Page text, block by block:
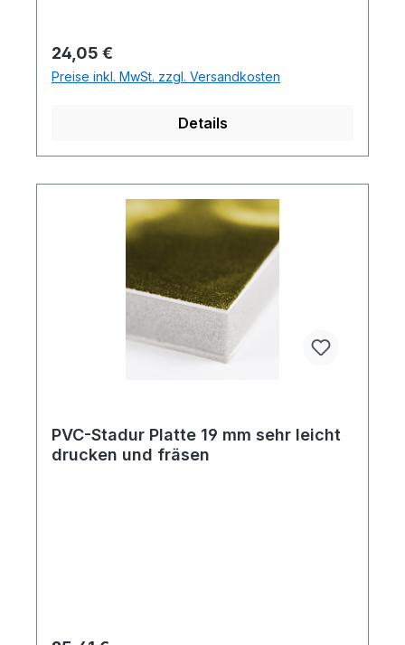
Regulärer Preis:
24,05 €
Preise inkl. MwSt. zzgl. Versandkosten
Details
PVC-Stadur Platte 19 mm sehr leicht
drucken und fräsen